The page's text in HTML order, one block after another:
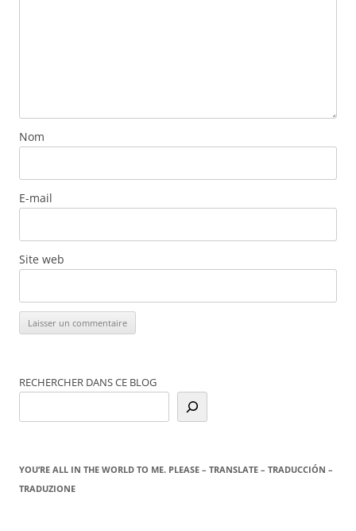
Nom
E-mail
Site web
RECHERCHER DANS CE BLOG
YOU’RE ALL IN THE WORLD TO ME. PLEASE – TRANSLATE – TRADUCCIÓN –
TRADUZIONE